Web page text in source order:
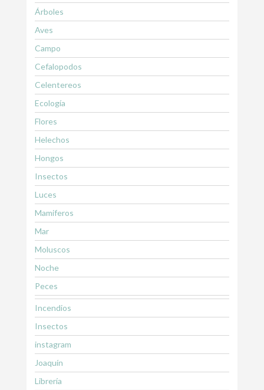
Árboles
Aves
Campo
Cefalopodos
Celentereos
Ecología
Flores
Helechos
Hongos
Insectos
Luces
Mamiferos
Mar
Moluscos
Noche
Peces
Incendios
Insectos
instagram
Joaquín
Librería